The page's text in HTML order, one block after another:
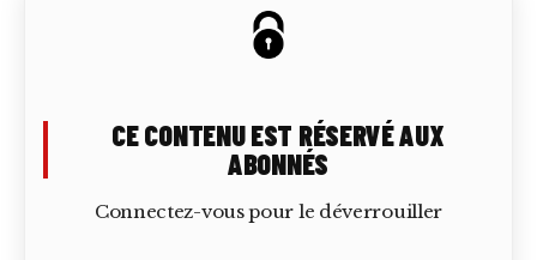
CE CONTENU EST RÉSERVÉ AUX
ABONNÉS
Connectez-vous pour le déverrouiller